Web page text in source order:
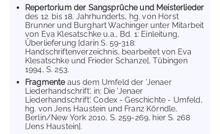
Repertorium der Sangsprüche und Meisterlieder
des 12. bis 18. Jahrhunderts, hg. von Horst
Brunner und Burghart Wachinger unter Mitarbeit
von Eva Klesatschke u.a., Bd. 1: Einleitung,
Überlieferung [darin S. 59-318:
Handschriftenverzeichnis, bearbeitet von Eva
Klesatschke und Frieder Schanze], Tübingen
1994, S. 253.
Fragmenteaus dem Umfeld der 'Jenaer
Liederhandschrift', in: Die 'Jenaer
Liederhandschrift'. Codex - Geschichte - Umfeld,
hg. von Jens Haustein und Franz Körndle,
Berlin/New York 2010, S. 259-269, hier S. 268
[Jens Haustein].